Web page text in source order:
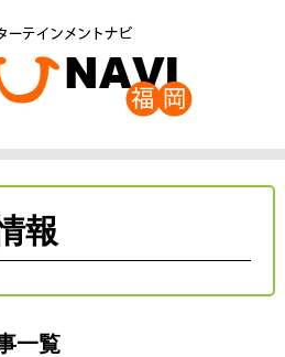
報
一覧